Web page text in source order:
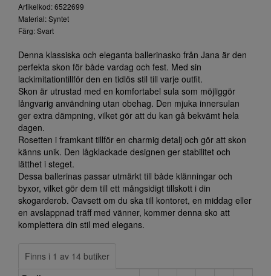
Artikelkod: 6522699
Material: Syntet
Färg: Svart
Denna klassiska och eleganta ballerinasko från Jana är den
perfekta skon för både vardag och fest. Med sin
lackimitationtillför den en tidlös stil till varje outfit.
Skon är utrustad med en komfortabel sula som möjliggör
långvarig användning utan obehag. Den mjuka innersulan
ger extra dämpning, vilket gör att du kan gå bekvämt hela
dagen.
Rosetten i framkant tillför en charmig detalj och gör att skon
känns unik. Den lågklackade designen ger stabilitet och
lätthet i steget.
Dessa ballerinas passar utmärkt till både klänningar och
byxor, vilket gör dem till ett mångsidigt tillskott i din
skogarderob. Oavsett om du ska till kontoret, en middag eller
en avslappnad träff med vänner, kommer denna sko att
komplettera din stil med elegans.
Finns i 1 av 14 butiker